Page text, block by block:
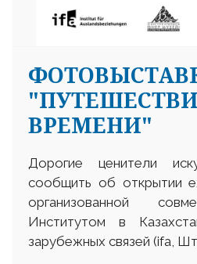
ВРЕМЕНИ"
Дорогие ценители
сообщить об открытии
организованной
Институтом в
зарубежных связей (ifa,